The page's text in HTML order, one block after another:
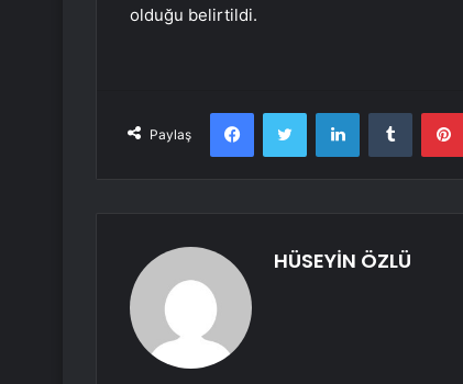
olduğu belirtildi.
Paylaş
FacebookTwitter LinkedInTumblr
HÜSEYİN ÖZLÜ